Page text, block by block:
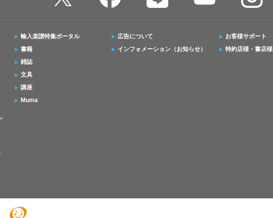
輸入楽譜特集ポータル
書籍
雑誌
文具
講座
Muma
広告について
インフォメーション（お知らせ）
お客様サポート
特約店様・書店